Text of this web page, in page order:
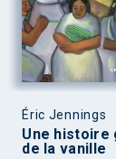
Éric Jennings
Une histoire
de la vanille